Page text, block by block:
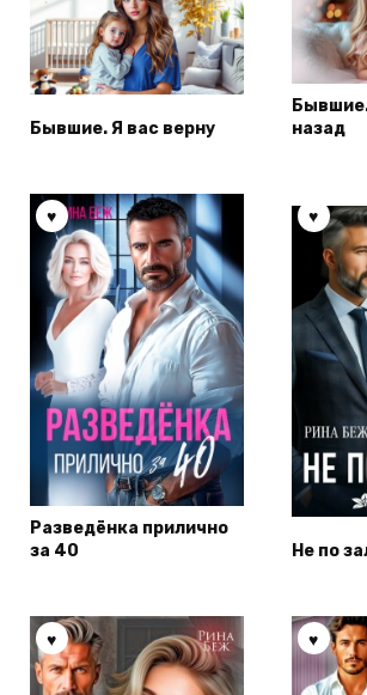
Бывшие. Я вас верну
назад
Разведёнка прилично
за 40
Не по